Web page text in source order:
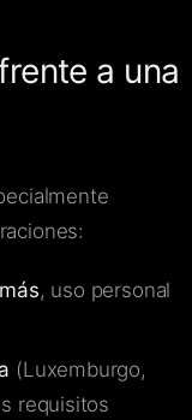
a una
, uso personal
(Luxemburgo,
requisitos